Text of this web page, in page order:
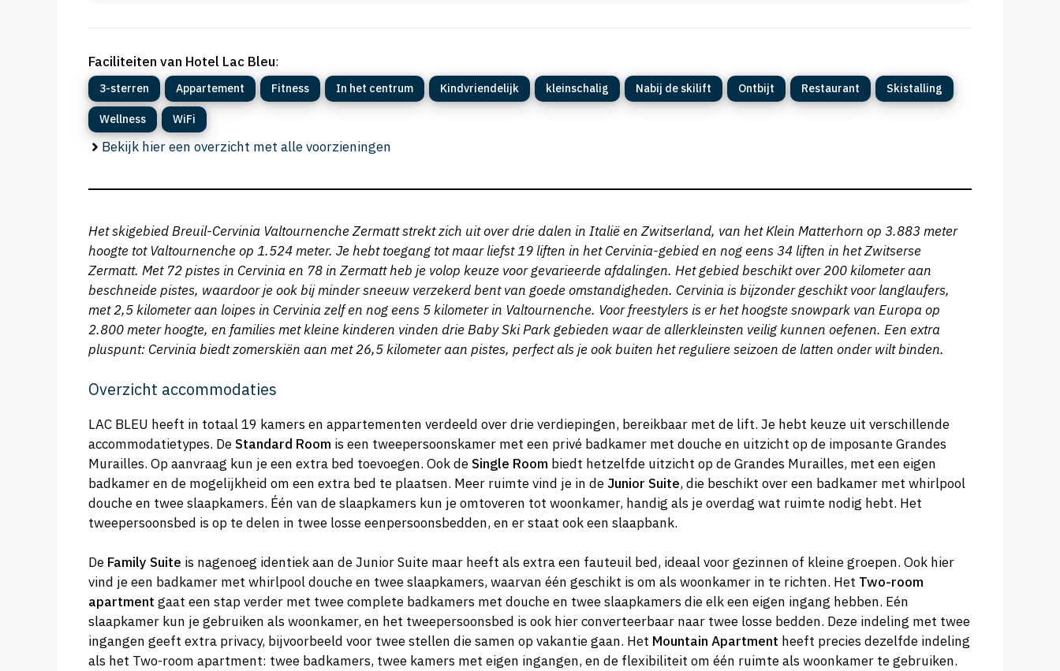
Faciliteiten van Hotel Lac Bleu:
3-sterren Appartement Fitness In het centrum Kindvriendelijk kleinschalig Nabij de skilift Ontbijt Restaurant Skistalling
Wellness WiFi
Bekijk hier een overzicht met alle voorzieningen
Het skigebied Breuil-Cervinia Valtournenche Zermatt strekt zich uit over drie dalen in Italië en Zwitserland, van het Klein Matterhorn op 3.883 meter
hoogte tot Valtournenche op 1.524 meter. Je hebt toegang tot maar liefst 19 liften in het Cervinia-gebied en nog eens 34 liften in het Zwitserse
Zermatt. Met 72 pistes in Cervinia en 78 in Zermatt heb je volop keuze voor gevarieerde afdalingen. Het gebied beschikt over 200 kilometer aan
beschneide pistes, waardoor je ook bij minder sneeuw verzekerd bent van goede omstandigheden. Cervinia is bijzonder geschikt voor langlaufers,
met 2,5 kilometer aan loipes in Cervinia zelf en nog eens 5 kilometer in Valtournenche. Voor freestylers is er het hoogste snowpark van Europa op
2.800 meter hoogte, en families met kleine kinderen vinden drie Baby Ski Park gebieden waar de allerkleinsten veilig kunnen oefenen. Een extra
pluspunt: Cervinia biedt zomerskiën aan met 26,5 kilometer aan pistes, perfect als je ook buiten het reguliere seizoen de latten onder wilt binden.
Overzicht accommodaties
LAC BLEU heeft in totaal 19 kamers en appartementen verdeeld over drie verdiepingen, bereikbaar met de lift. Je hebt keuze uit verschillende
accommodatietypes. DeStandard Room is een tweepersoonskamer met een privé badkamer met douche en uitzicht op de imposante Grandes
Murailles. Op aanvraag kun je een extra bed toevoegen. Ook deSingle Room biedt hetzelfde uitzicht op de Grandes Murailles, met een eigen
badkamer en de mogelijkheid om een extra bed te plaatsen. Meer ruimte vind je in deJunior Suite, die beschikt over een badkamer met whirlpool
douche en twee slaapkamers. Één van de slaapkamers kun je omtoveren tot woonkamer, handig als je overdag wat ruimte nodig hebt. Het
tweepersoonsbed is op te delen in twee losse eenpersoonsbedden, en er staat ook een slaapbank.
De Family Suite is nagenoeg identiek aan de Junior Suite maar heeft als extra een fauteuil bed, ideaal voor gezinnen of kleine groepen. Ook hier
vind je een badkamer met whirlpool douche en twee slaapkamers, waarvan één geschikt is om als woonkamer in te richten. Het Two-room
apartment gaat een stap verder met twee complete badkamers met douche en twee slaapkamers die elk een eigen ingang hebben. Eén
slaapkamer kun je gebruiken als woonkamer, en het tweepersoonsbed is ook hier converteerbaar naar twee losse bedden. Deze indeling met twee
ingangen geeft extra privacy, bijvoorbeeld voor twee stellen die samen op vakantie gaan. Het Mountain Apartment heeft precies dezelfde indeling
als het Two-room apartment: twee badkamers, twee kamers met eigen ingangen, en de flexibiliteit om één ruimte als woonkamer te gebruiken.